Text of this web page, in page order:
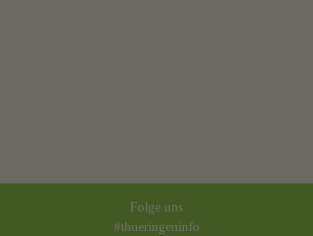
Folge uns
#thueringeninfo